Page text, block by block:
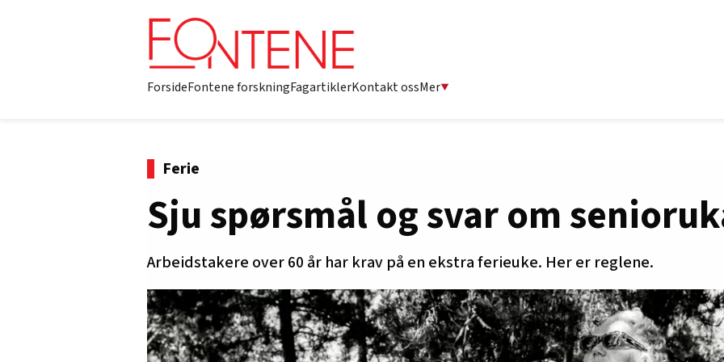
ForsideFontene forskningFagartiklerKontakt ossMer
Ferie
Sju spørsmål og svar om
Arbeidstakere over 60 år har krav på en ekstra ferieuke. Her er reglene.